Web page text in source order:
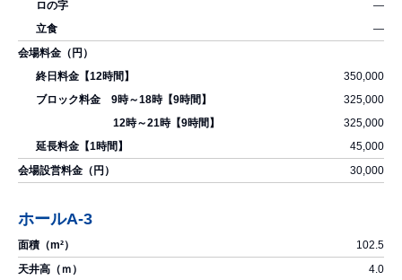
―
―
350,000
325,000
325,000
45,000
30,000
ホールA-3
102.5
4.0